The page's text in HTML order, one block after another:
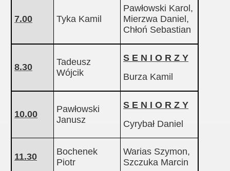
7.00 Tyka Kamil
Pawłowski Karol,
Mierzwa Daniel,
Chłoń Sebastian
8.30
Tadeusz
Wójcik
S E N I O R Z Y
Burza Kamil
10.00
Pawłowski
Janusz
S E N I O R Z Y
Cyrybał Daniel
11.30
Bochenek
Piotr
Warias Szymon,
Szczuka Marcin